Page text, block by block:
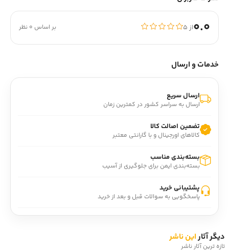
0.0از ۵ بر اساس 0 نظر
خدمات و ارسال
ارسال سریع
ارسال به سراسر کشور در کمترین زمان
تضمین اصالت کالا
کالاهای اورجینال و با گارانتی معتبر
بسته‌بندی مناسب
بسته‌بندی ایمن برای جلوگیری از آسیب
پشتیبانی خرید
پاسخگویی به سوالات قبل و بعد از خرید
دیگر آثاراین ناشر
تازه ترین آثار ناشر